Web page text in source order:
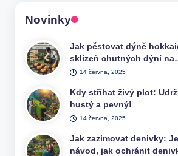
Novinky
Jak pěstovat dýně
sklizeň chutných dýní
14 června, 2025
Kdy stříhat živý plot:
hustý a pevný!
14 června, 2025
Jak zazimovat denivky:
návod, jak ochránit